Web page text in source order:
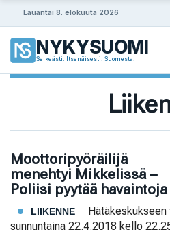
Lauantai 8. elokuuta 2026
NYKYSUOMI
Selkeästi. Itsenäisesti. Suomesta.
Moottoripyöräilijä
menehtyi Mikkelissä –
Poliisi pyytää havaintoja
LIIKENNE
Hätäkeskukseen
sunnuntaina 22.4.2018 kello